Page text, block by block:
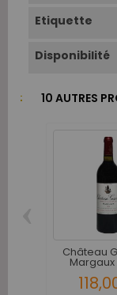
Etiquette
Disponibilité
10 AUTRES
Château
Grand